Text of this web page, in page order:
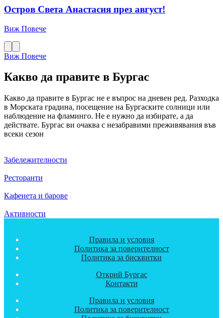
Остров Света Анастасия през август!
Виж Повече
Виж Повече
Какво да правите в Бургас
Какво да правите в Бургас не е въпрос на дневен ред. Разходка
в Морската градина, посещение на Бургаските солници или
наблюдение на фламинго. Не е нужно да избирате, а да
действате. Бургас ви очаква с незабравими преживявания във
всеки сезон
Забележителности
Ресторанти
Кафенета и барове
Активности
Правила и условия
Политика за поверителност
Политика за бисквитки
Открий Бургас
Контакти
Правила и условия
Политика за поверителност